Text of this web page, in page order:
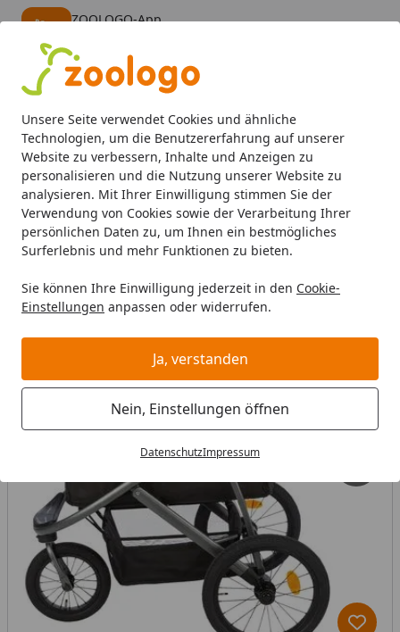
Unsere Seite verwendet Cookies und ähnliche
Technologien, um die Benutzererfahrung auf unserer
Website zu verbessern, Inhalte und Anzeigen zu
personalisieren und die Nutzung unserer Website zu
analysieren. Mit Ihrer Einwilligung stimmen Sie der
Verwendung von Cookies sowie der Verarbeitung Ihrer
persönlichen Daten zu, um Ihnen ein bestmögliches
Surferlebnis und mehr Funktionen zu bieten.
Sie können Ihre Einwilligung jederzeit in den Cookie-
Einstellungen anpassen oder widerrufen.
Ja, verstanden
Nein, Einstellungen öffnen
DatenschutzImpressum
ZOOLOGO-App
Alle Produkte
Mein Konto
Suchen
Startseite
Hund Transport & Reise Fahrradanhänger TRIXIE -
TRIXIE -Buggy
(1 Bewertung)